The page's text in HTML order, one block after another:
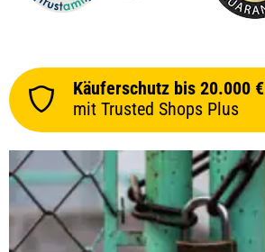
Käuferschutz bis 20.000 €
mit Trusted Shops Plus